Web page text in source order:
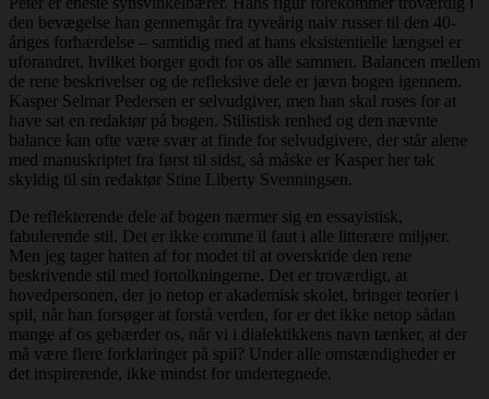
den bevægelse han gennemgår fra tyveårig naiv russer til den 40-
åriges forhærdelse – samtidig med at hans eksistentielle længsel er
uforandret, hvilket borger godt for os alle sammen. Balancen mellem
de rene beskrivelser og de refleksive dele er jævn bogen igennem.
Kasper Selmar Pedersen er selvudgiver, men han skal roses for at
have sat en redaktør på bogen. Stilistisk renhed og den nævnte
balance kan ofte være svær at finde for selvudgivere, der står alene
med manuskriptet fra først til sidst, så måske er Kasper her tak
skyldig til sin redaktør Stine Liberty Svenningsen.
De reflekterende dele af bogen nærmer sig en essayistisk,
fabulerende stil. Det er ikke comme il faut i alle litterære miljøer.
Men jeg tager hatten af for modet til at overskride den rene
beskrivende stil med fortolkningerne. Det er troværdigt, at
hovedpersonen, der jo netop er akademisk skolet, bringer teorier i
spil, når han forsøger at forstå verden, for er det ikke netop sådan
mange af os gebærder os, når vi i dialektikkens navn tænker, at der
må være flere forklaringer på spil? Under alle omstændigheder er
det inspirerende, ikke mindst for undertegnede.